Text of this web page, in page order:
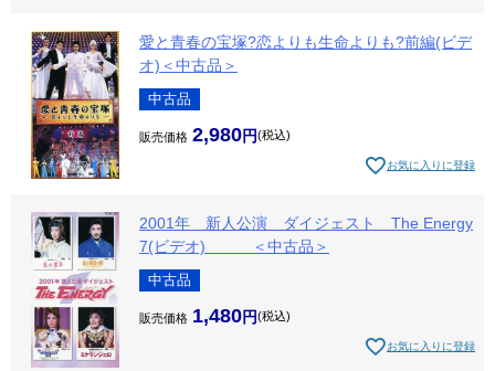
愛と青春の宝塚?恋よりも生命よりも?前編(ビデ
オ)＜中古品＞
中古品
販売価格 2,980 税込
お気に入りに登録
2001年 新人公演 ダイジェスト The Energy
7(ビデオ) ＜中古品＞
中古品
販売価格 1,480 税込
お気に入りに登録